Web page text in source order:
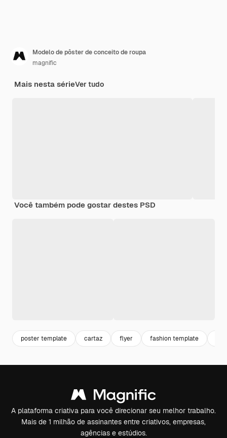
Modelo de pôster de conceito de roupa
magnific
Mais nesta sérieVer tudo
Você também pode gostar destes PSD
poster template cartaz flyer fashion template
A plataforma criativa para você direcionar seu melhor trabalho.
Mais de 1 milhão de assinantes entre criativos, empresas,
agências e estúdios.